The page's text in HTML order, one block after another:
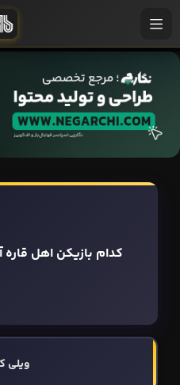
کدام بازیکن اهل
ویلی